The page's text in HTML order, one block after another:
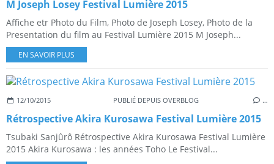
M Joseph Losey Festival Lumière 2015
Affiche etr Photo du Film, Photo de Joseph Losey, Photo de la
Presentation du film au Festival Lumière 2015 M Joseph...
EN SAVOIR PLUS
12/10/2015 PUBLIÉ DEPUIS OVERBLOG …
Rétrospective Akira Kurosawa Festival Lumière 2015
Tsubaki Sanjûrô Rétrospective Akira Kurosawa Festival Lumière
2015 Akira Kurosawa : les années Toho Le Festival...